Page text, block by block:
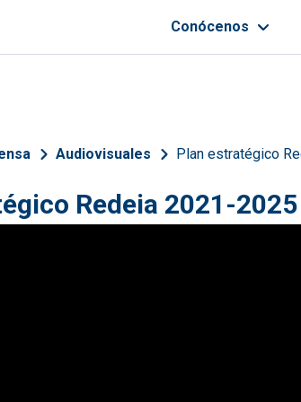
Conócenos
enlaces de
Audiovisuales Plan estratégico
Redeia 2021-2025